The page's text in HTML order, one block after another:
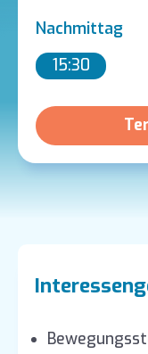
Nachmittag
15:30